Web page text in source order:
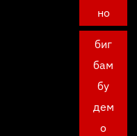
но
биг
бам
бу
дем
о